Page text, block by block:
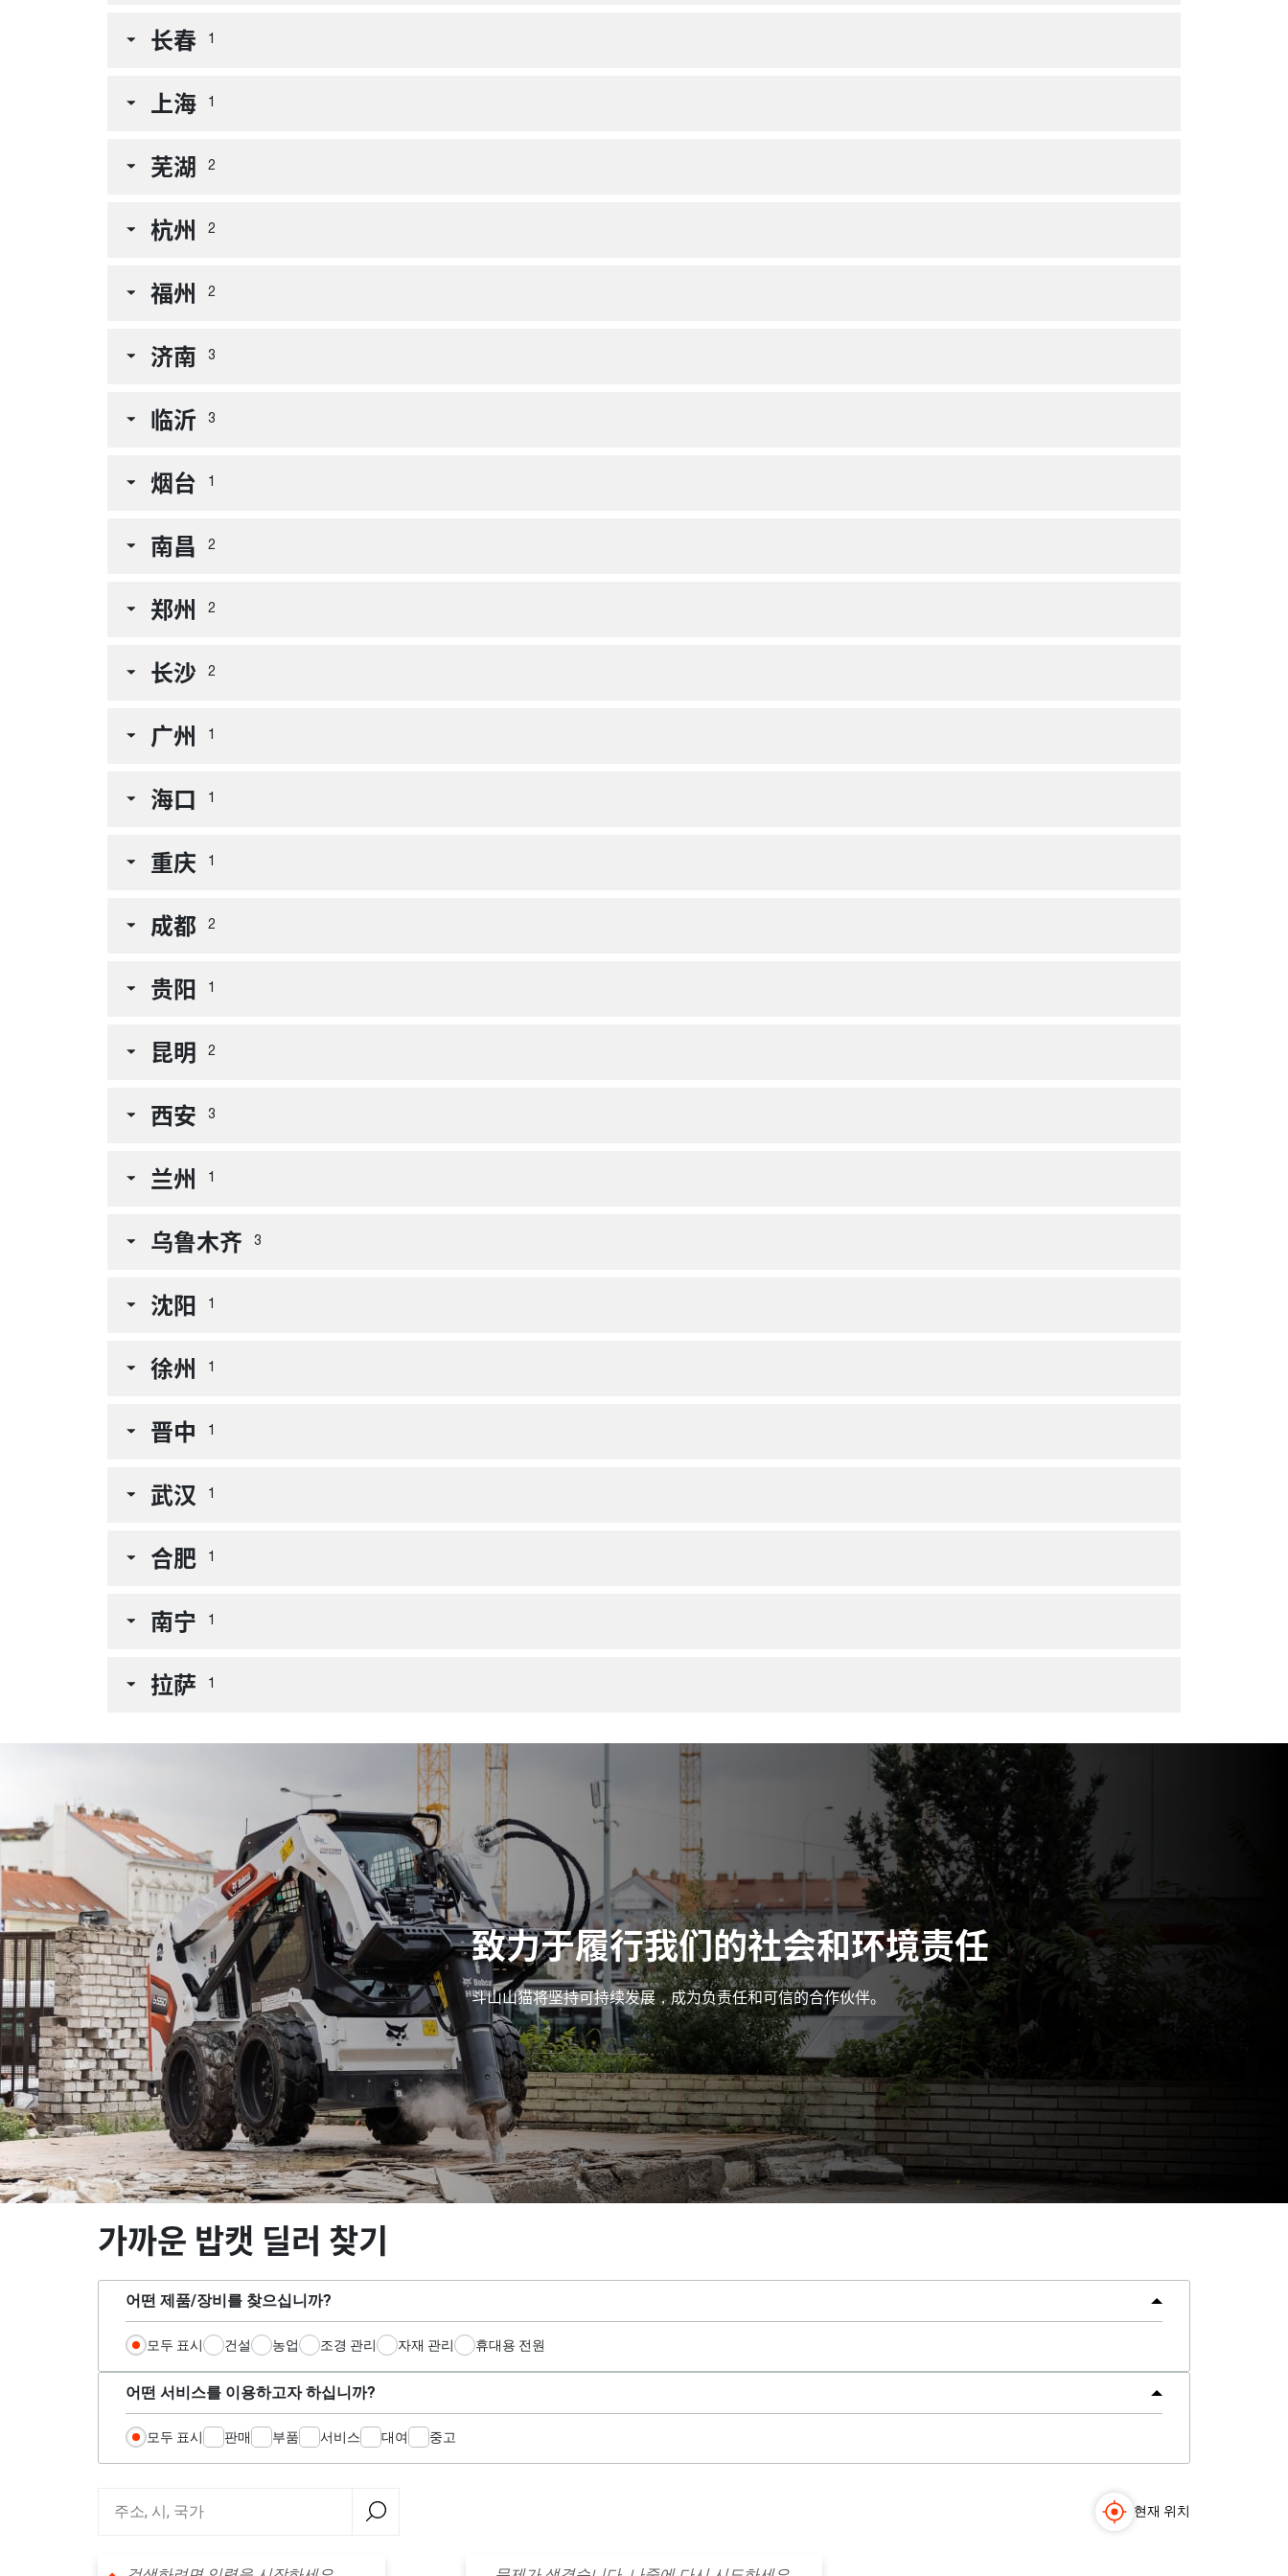
长春 1
上海 1
芜湖 2
杭州 2
福州 2
济南 3
临沂 3
烟台 1
南昌 2
郑州 2
长沙 2
广州 1
海口 1
重庆 1
成都 2
贵阳 1
昆明 2
西安 3
兰州 1
乌鲁木齐 3
沈阳 1
徐州 1
晋中 1
武汉 1
合肥 1
南宁 1
拉萨 1
致力于履行我们的社会和环境责任
斗山山猫将坚持可持续发展，成为负责任和可信的合作伙伴。
가까운 밥캣 딜러 찾기
어떤 제품/장비를 찾으십니까?
모두 표시 건설 농업 조경 관리 자재 관리 휴대용 전원
어떤 서비스를 이용하고자 하십니까?
모두 표시 판매 부품 서비스 대여 중고
현재 위치